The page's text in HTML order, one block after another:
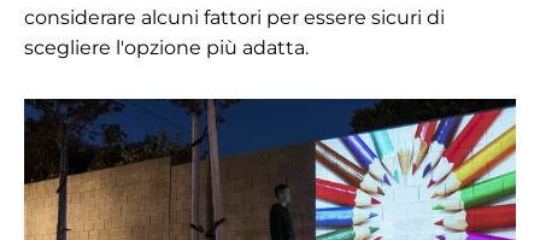
considerare alcuni fattori per essere sicuri di
scegliere l'opzione più adatta.